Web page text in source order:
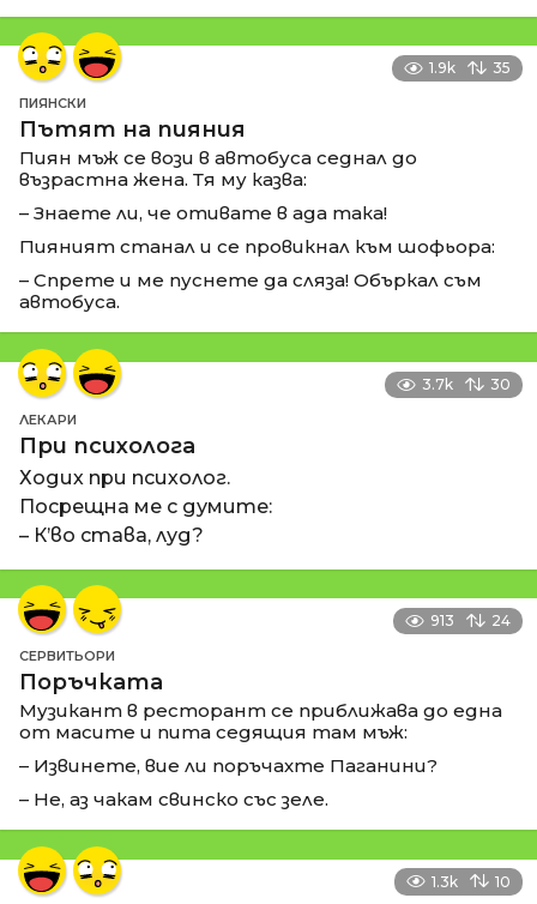
1.9k 35
ПИЯНСКИ
Пътят на пияния
Пиян мъж се вози в автобуса седнал до
възрастна жена. Тя му казва:
– Знаете ли, че отивате в ада така!
Пияният станал и се провикнал към шофьора:
– Спрете и ме пуснете да сляза! Объркал съм
автобуса.
3.7k 30
ЛЕКАРИ
При психолога
Ходих при психолог.
Посрещна ме с думите:
– К’во става, луд?
913 24
СЕРВИТЬОРИ
Поръчката
Музикант в ресторант се приближава до една
от масите и пита седящия там мъж:
– Извинете, вие ли поръчахте Паганини?
– Не, аз чакам свинско със зеле.
1.3k 10